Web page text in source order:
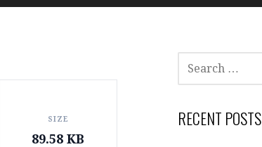
SIZE
89.58 KB
SEARCH
FOR:
RECENT POSTS